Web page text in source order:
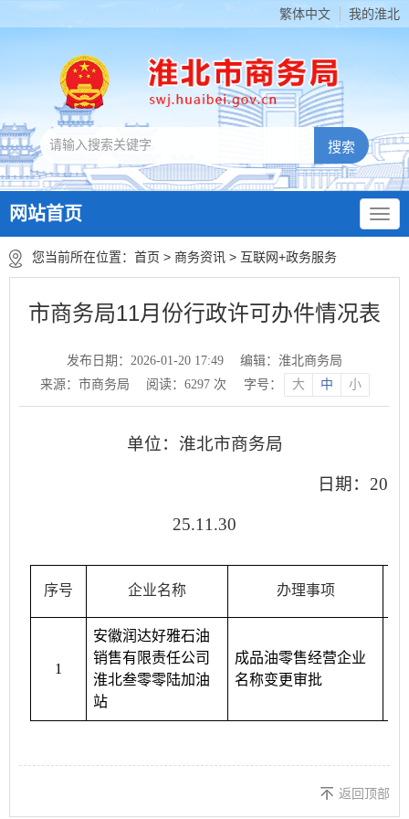
繁体中文 我的淮北
网站首页
您当前所在位置： 首页 > 商务资讯 > 互联网+政务服务
市商务局11月份行政许可办件情况表
发布日期：2026-01-20 17:49
编辑：淮北商务局
来源：市商务局
阅读： 6297次 字号： 大 中 小
单位： 淮北市商务局
日期： 20
25.11.30
序号 企业名称 办理事项
1
安徽润达好雅石油
销售有限责任公司
淮北叁零零陆加油
站
成品油零售经营企业
名称变更审批
返回顶部